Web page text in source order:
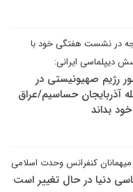
در نشست هفتگی خود با
دیپلماسی ایرانی:
رژیم صهیونیستی در
آذربایجان حساسیم/عراق
بداند
کنفرانس وحدت اسلامى‌
دنیا در حال تغییر است